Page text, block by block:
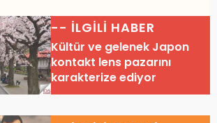
-- İLGİLİ HABER
Kültür ve gelenek Japon
kontakt lens pazarını
karakterize ediyor